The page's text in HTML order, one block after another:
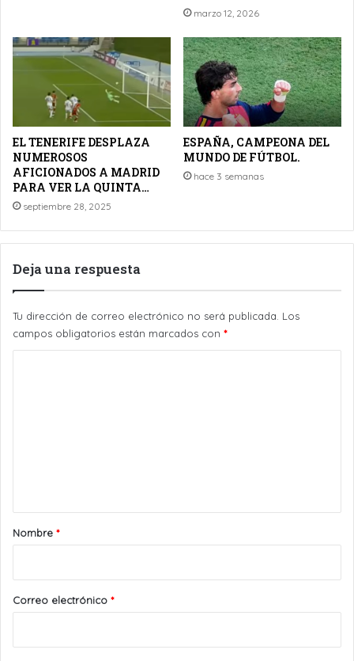
marzo 12, 2026
EL TENERIFE DESPLAZA
NUMEROSOS
AFICIONADOS A MADRID
PARA VER LA QUINTA…
septiembre 28, 2025
ESPAÑA, CAMPEONA DEL
MUNDO DE FÚTBOL.
hace 3 semanas
Deja una respuesta
Tu dirección de correo electrónico no será publicada. Los
campos obligatorios están marcados con *
r
*
Nombre *
Correo electrónico *